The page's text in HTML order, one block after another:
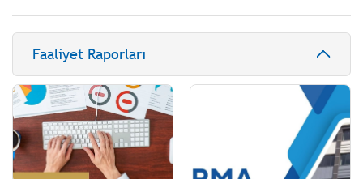
Faaliyet Raporları